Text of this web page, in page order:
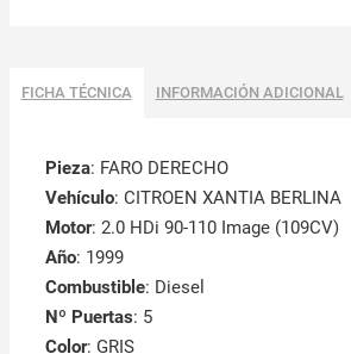
FICHA TÉCNICA INFORMACIÓN ADICIONAL
Pieza: FARO DERECHO
Vehículo: CITROEN XANTIA BERLINA
Motor: 2.0 HDi 90-110 Image (109CV)
Año: 1999
Combustible: Diesel
Nº Puertas: 5
Color: GRIS